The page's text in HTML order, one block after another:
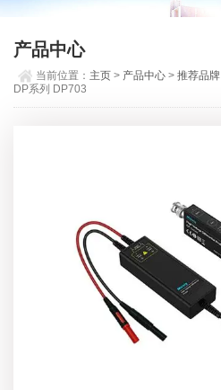
产品中心
当前位置： 主页 > 产品中心 >推荐品牌
DP系列 DP703